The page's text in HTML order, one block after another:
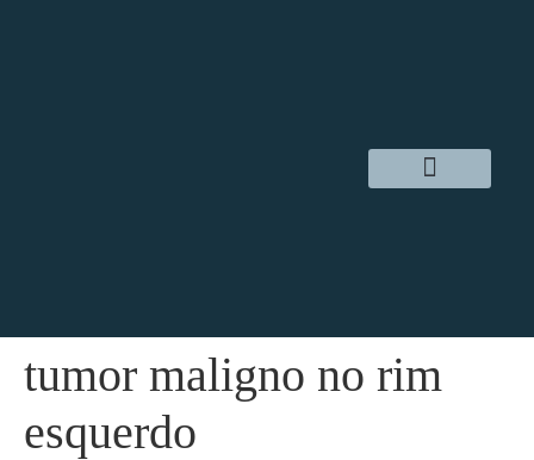
tumor maligno no rim
esquerdo